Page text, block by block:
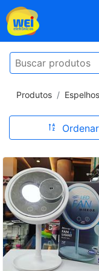
Produtos Espelhos
Ordenar